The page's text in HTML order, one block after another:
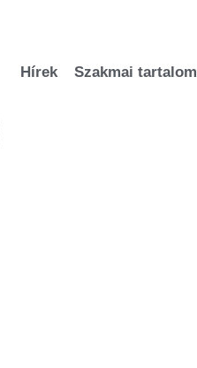
Hírek Szakmai tartalom